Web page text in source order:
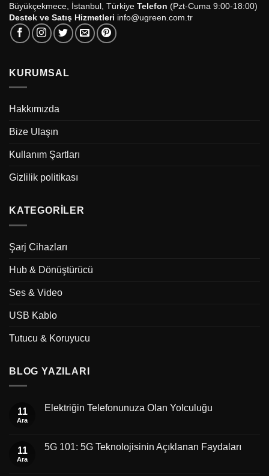
Büyükçekmece, İstanbul, Türkiye Telefon (Pzt-Cuma 9:00-18:00)
Destek ve Satış Hizmetleri info@ugreen.com.tr
KURUMSAL
Hakkımızda
Bize Ulaşın
Kullanım Şartları
Gizlilik politikası
KATEGORILER
Şarj Cihazları
Hub & Dönüştürücü
Ses & Video
USB Kablo
Tutucu & Koruyucu
BLOG YAZILARI
11
Ara
Elektriğin Telefonunuza Olan Yolculuğu
11
Ara
5G 101: 5G Teknolojisinin Açıklanan Faydaları